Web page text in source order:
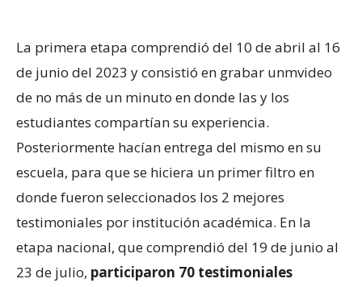
La primera etapa comprendió del 10 de abril al 16
de junio del 2023 y consistió en grabar unmvideo
de no más de un minuto en donde las y los
estudiantes compartían su experiencia.
Posteriormente hacían entrega del mismo en su
escuela, para que se hiciera un primer filtro en
donde fueron seleccionados los 2 mejores
testimoniales por institución académica. En la
etapa nacional, que comprendió del 19 de junio al
23 de julio, participaron 70 testimoniales